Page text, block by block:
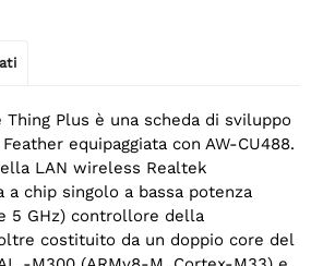
Thing Plus è una scheda di sviluppo
equipaggiata con AW-CU488.
LAN wireless Realtek
a chip singolo a bassa potenza
5 GHz) controllore della
costituito da un doppio core del